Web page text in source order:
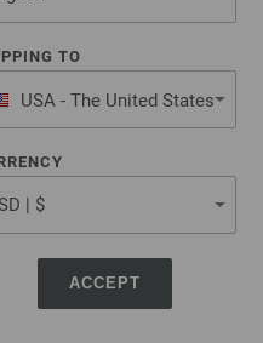
TO
USA - The United States
ACCEPT
TWISTER Booklet | Model 2